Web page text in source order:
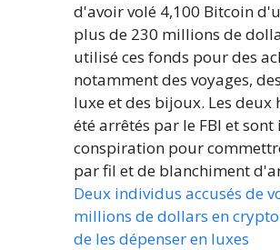
d'avoir volé 4,100 Bitcoin
plus de 230 millions de
utilisé ces fonds pour des
notamment des voyages,
luxe et des bijoux. Les deux
été arrêtés par le FBI et
conspiration pour
par fil et de blanchiment
Deux individus accusés de
millions de dollars en
de les dépenser en luxes